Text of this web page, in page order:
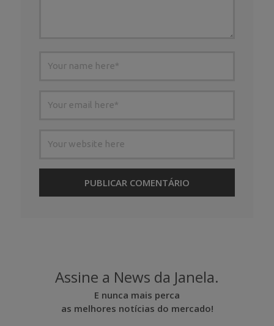
Assine a News da Janela.
E nunca mais perca
as melhores notícias do mercado!